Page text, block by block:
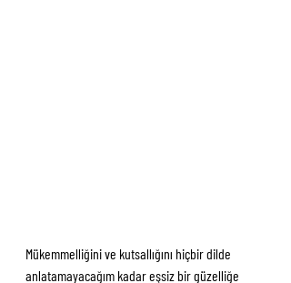
Mükemmelliğini ve kutsallığını hiçbir dilde
anlatamayacağım kadar eşsiz bir güzelliğe